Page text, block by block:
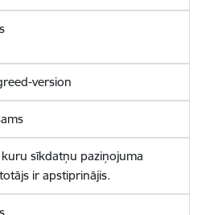
version
sīkdatņu paziņojuma
ir apstiprinājis.